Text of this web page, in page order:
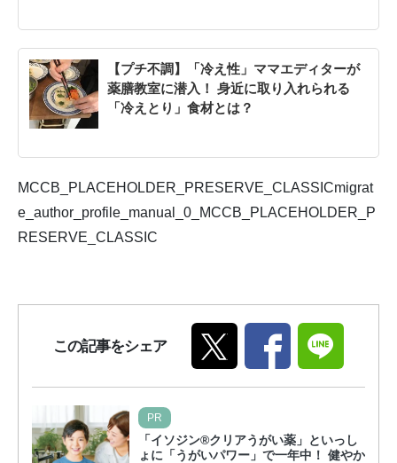
【プチ不調】「冷え性」ママエディターが
薬膳教室に潜入！ 身近に取り入れられる
「冷えとり」食材とは？
MCCB_PLACEHOLDER_PRESERVE_CLASSICmigrat
e_author_profile_manual_0_MCCB_PLACEHOLDER_P
RESERVE_CLASSIC
この記事をシェア
PR
「イソジン®クリアうがい薬」といっし
ょに「うがいパワー」で一年中！ 健やか